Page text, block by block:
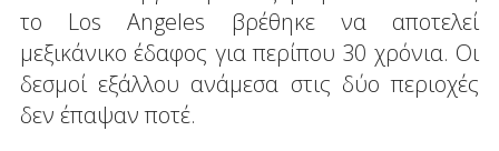
το Los Angeles βρέθηκε να αποτελεί
μεξικάνικο έδαφος για περίπου 30 χρόνια. Οι
δεσμοί εξάλλου ανάμεσα στις δύο περιοχές
δεν έπαψαν ποτέ.